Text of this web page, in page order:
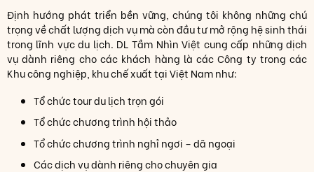
Định hướng phát triển bền vững, chúng tôi không những chú
trọng về chất lượng dịch vụ mà còn đầu tư mở rộng hệ sinh thái
trong lĩnh vực du lịch. DL Tầm Nhìn Việt cung cấp những dịch
vụ dành riêng cho các khách hàng là các Công ty trong các
Khu công nghiệp, khu chế xuất tại Việt Nam như:
Tổ chức tour du lịch trọn gói
Tổ chức chương trình hội thảo
Tổ chức chương trình nghỉ ngơi – dã ngoại
Các dịch vụ dành riêng cho chuyên gia